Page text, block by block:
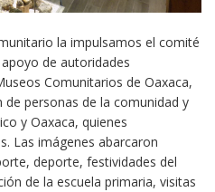
la impulsamos el comité
de autoridades
Comunitarios de Oaxaca,
personas de la comunidad y
y Oaxaca, quienes
Las imágenes abarcaron
deporte, festividades del
de la escuela primaria, visitas